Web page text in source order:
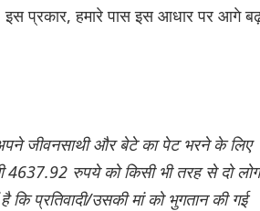
इस प्रकार, हमारे पास इस आधार पर आगे
अपने जीवनसाथी और बेटे का पेट भरने के लिए
4637.92 रुपये को किसी भी तरह से दो
कि प्रतिवादी/उसकी मां को भुगतान की गई